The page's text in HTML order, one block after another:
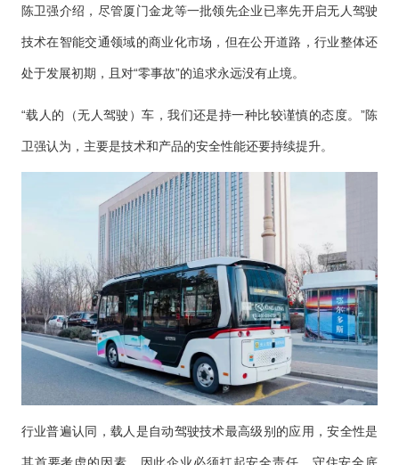
陈卫强介绍，尽管厦门金龙等一批领先企业已率先开启无人驾驶
技术在智能交通领域的商业化市场，但在公开道路，行业整体还
处于发展初期，且对“零事故”的追求永远没有止境。
“载人的（无人驾驶）车，我们还是持一种比较谨慎的态度。”陈
卫强认为，主要是技术和产品的安全性能还要持续提升。
行业普遍认同，载人是自动驾驶技术最高级别的应用，安全性是